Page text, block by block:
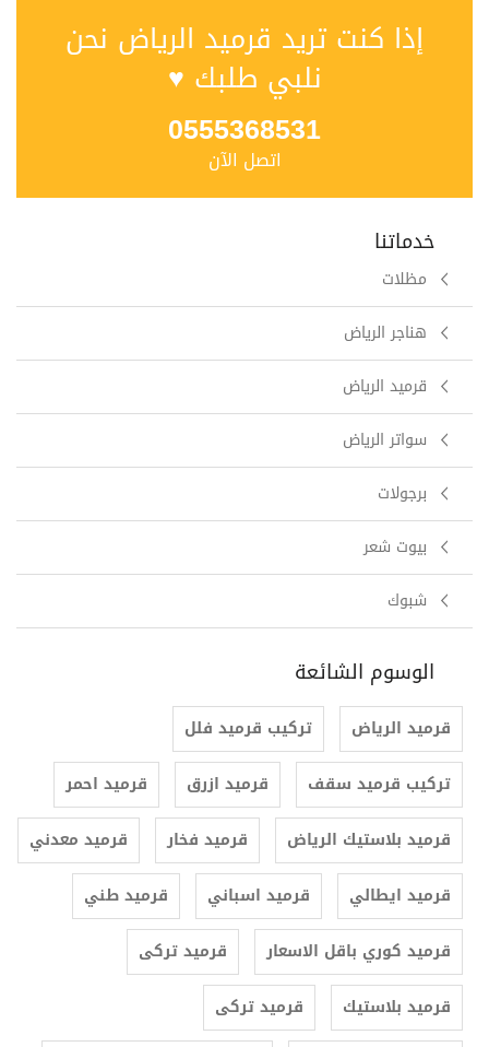
إذا كنت تريد قرميد الرياض نحن
نلبي طلبك ♥
0555368531
اتصل الآن
خدماتنا
مظلات
هناجر الرياض
قرميد الرياض
سواتر الرياض
برجولات
بيوت شعر
شبوك
الوسوم الشائعة
قرميد الرياض
تركيب قرميد فلل
تركيب قرميد سقف
قرميد ازرق
قرميد احمر
قرميد بلاستيك الرياض
قرميد فخار
قرميد معدني
قرميد ايطالي
قرميد اسباني
قرميد طني
قرميد كوري باقل الاسعار
قرميد تركى
قرميد بلاستيك
قرميد تركى